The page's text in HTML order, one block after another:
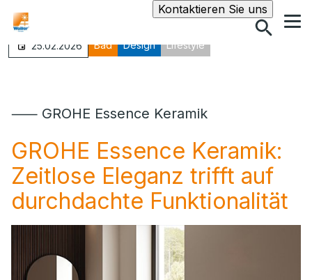
Kontaktieren Sie unsSuche
25.02.2026 Bad Design Lifestyle
⸺ GROHE Essence Keramik
GROHE Essence Keramik:
Zeitlose Eleganz trifft auf
durchdachte Funktionalität